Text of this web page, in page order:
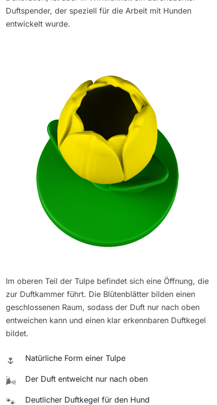
Duftspender, der speziell für die Arbeit mit Hunden
entwickelt wurde.
Im oberen Teil der Tulpe befindet sich eine Öffnung, die
zur Duftkammer führt. Die Blütenblätter bilden einen
geschlossenen Raum, sodass der Duft nur nach oben
entweichen kann und einen klar erkennbaren Duftkegel
bildet.
🌷 Natürliche Form einer Tulpe
🌬️ Der Duft entweicht nur nach oben
🐾 Deutlicher Duftkegel für den Hund